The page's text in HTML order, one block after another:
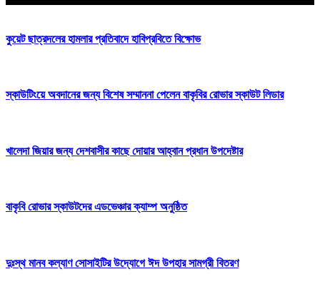
কুয়েট ছাত্রদলের হামলার প্রতিবাদে হাবিপ্রবিতে বিক্ষোভ
স্কাউটিংয়ে অবদানের জন্য বিশেষ সম্মাননা পেলেন বাকৃবির রোভার স্কাউট লিডার
খালেদা জিয়ার জন্য দেশবাসীর কাছে দোয়ার আহ্বান প্রধান উপদেষ্টার
বাকৃবি রোভার স্কাউটদের এডভেঞ্চার ক্যাম্প অনুষ্ঠিত
দুঃস্থ মানব কল্যাণ সোসাইটির উদ্যোগে ঈদ উপহার সামগ্রী বিতরণ